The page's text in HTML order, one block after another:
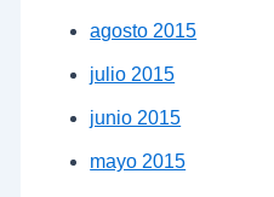
agosto 2015
julio 2015
junio 2015
mayo 2015